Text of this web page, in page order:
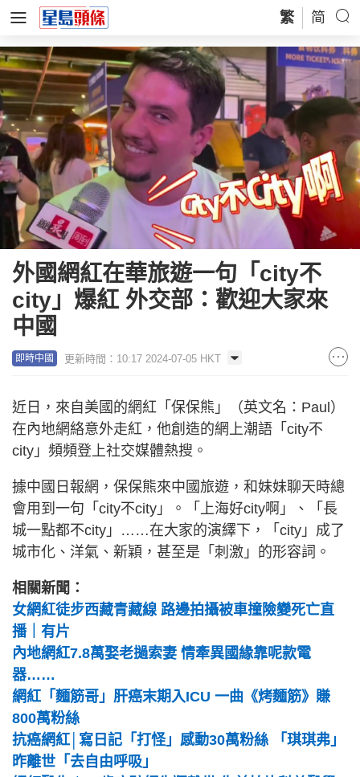
繁 简
外國網紅在華旅遊一句「city不
city」爆紅 外交部：歡迎大家來
中國
即時中國 更新時間：10:17 2024-07-05 HKT
近日，來自美國的網紅「保保熊」（英文名：Paul）
在內地網絡意外走紅，他創造的網上潮語「city不
city」頻頻登上社交媒體熱搜。
據中國日報網，保保熊來中國旅遊，和妹妹聊天時總
會用到一句「city不city」。「上海好city啊」、「長
城一點都不city」……在大家的演繹下，「city」成了
城市化、洋氣、新穎，甚至是「刺激」的形容詞。
相關新聞：
女網紅徒步西藏青藏線 路邊拍攝被車撞險變死亡直
播｜有片
內地網紅7.8萬娶老撾索妻 情牽異國緣靠呢款電
器……
網紅「麵筋哥」肝癌末期入ICU 一曲《烤麵筋》賺
800萬粉絲
抗癌網紅│寫日記「打怪」感動30萬粉絲 「琪琪弗」
昨離世「去自由呼吸」